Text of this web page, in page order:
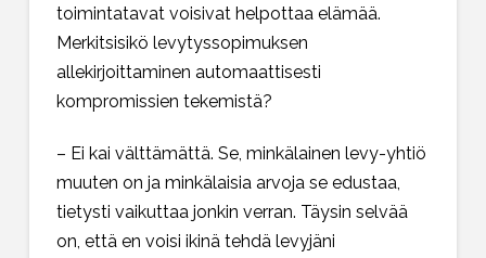
toimintatavat voisivat helpottaa elämää.
Merkitsisikö levytyssopimuksen
allekirjoittaminen automaattisesti
kompromissien tekemistä?
– Ei kai välttämättä. Se, minkälainen levy-yhtiö
muuten on ja minkälaisia arvoja se edustaa,
tietysti vaikuttaa jonkin verran. Täysin selvää
on, että en voisi ikinä tehdä levyjäni